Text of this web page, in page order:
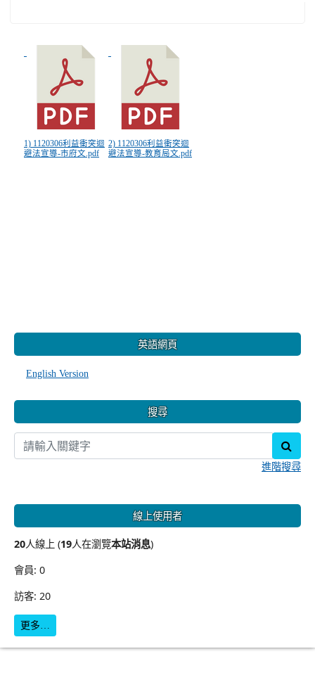
1) 1120306利益衝突迴
避法宣導-市府文.pdf
2) 1120306利益衝突迴
避法宣導-教育局文.pdf
英語網頁
English Version
搜尋
進階搜尋
線上使用者
20人線上 (19人在瀏覽本站消息)
會員: 0
訪客: 20
更多…